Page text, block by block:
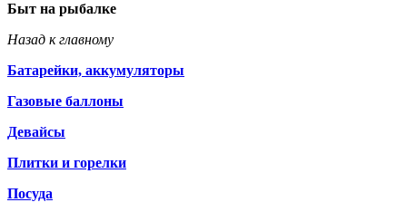
Быт на рыбалке
Назад к главному
Батарейки, аккумуляторы
Газовые баллоны
Девайсы
Плитки и горелки
Посуда